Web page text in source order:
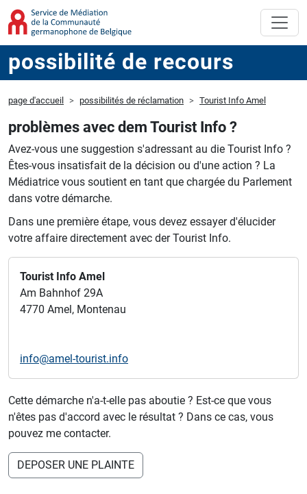
possibilité de recours
page d'accueil possibilités de réclamation Tourist Info Amel
problèmes avec dem Tourist Info ?
Avez-vous une suggestion s'adressant au die Tourist Info ?
Êtes-vous insatisfait de la décision ou d'une action ? La
Médiatrice vous soutient en tant que chargée du Parlement
dans votre démarche.
Dans une première étape, vous devez essayer d'élucider
votre affaire directement avec der Tourist Info.
Tourist Info Amel
Am Bahnhof 29A
4770 Amel, Montenau
info@amel-tourist.info
Cette démarche n'a-t-elle pas aboutie ? Est-ce que vous
n'êtes pas d'accord avec le résultat ? Dans ce cas, vous
pouvez me contacter.
DEPOSER UNE PLAINTE